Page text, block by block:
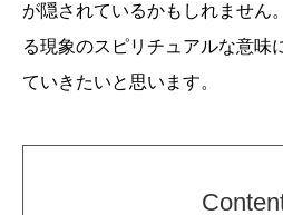
が隠されているかもしれません
る現象のスピリチュアルな意味
ていきたいと思います。